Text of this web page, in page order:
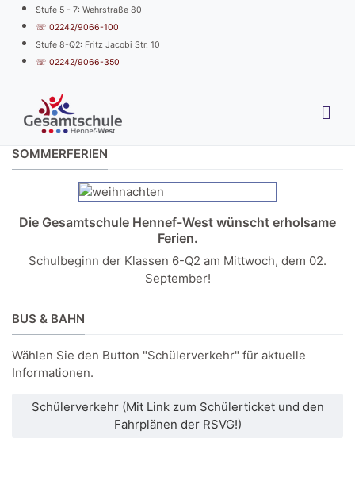
Stufe 5 - 7: Wehrstraße 80
☏ 02242/9066-100
Stufe 8-Q2: Fritz Jacobi Str. 10
☏ 02242/9066-350
SOMMERFERIEN
Die Gesamtschule Hennef-West wünscht erholsame
Ferien.
Schulbeginn der Klassen 6-Q2 am Mittwoch, dem 02.
September!
BUS & BAHN
Wählen Sie den Button "Schülerverkehr" für aktuelle
Informationen.
Schülerverkehr (Mit Link zum Schülerticket und den
Fahrplänen der RSVG!)